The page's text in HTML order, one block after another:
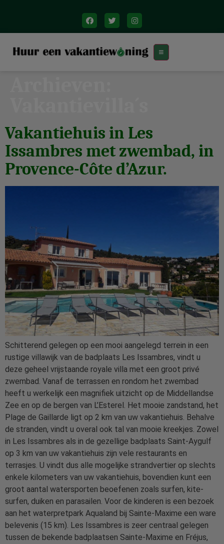
Vakantiehuis in Les
Issambres met zwembad, in
Provence-Côte d’Azur.
Schitterend gelegen op een mooi aangelegd terrein in een
rustige villawijk van de badplaats Les Issambres, vindt u
deze geheel vrijstaande royale villa met een groot privé
zwembad. Vanaf de terrassen en rondom het zwembad
heeft u werkelijk een magnifiek uitzicht op de Middellandse
Zee en op de bergen van L’Esterel. Het mooie zandstand, het
Plage de Gaillarde ligt op 2 km van uw vakantiehuis. Behalve
de stranden, vindt u overal ook tal van mooie kreekjes. Zowel
in Les Issambres als in de gezellige badplaats Saint-Aygulf
op 3 km van uw vakantiehuis zijn vele restaurants en
terrasjes. U vindt dus alle mogelijke strandvertier op slechts
enkele kilometers van uw vakantiehuis, bovendien kunt een
groot aantal watersporten beoefenen zoals surfen, kite-
surfen, duiken en parasailen. Voor de kinderen is een bezoek
aan het waterpretpark Aqualand bij Sainte-Maxime een ware
belevenis (15 km). Les Issambres is zeer centraal gelegen
tussen de bekende badplaatsen Sainte-Maxime en Fréjus,